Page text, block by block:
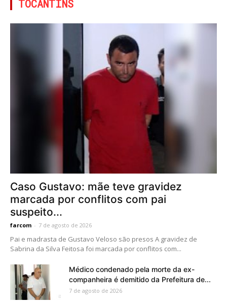
TOCANTINS
Caso Gustavo: mãe teve gravidez
marcada por conflitos com pai
suspeito...
farcom - 7 de agosto de 2026
Pai e madrasta de Gustavo Veloso são presos A gravidez de
Sabrina da Silva Feitosa foi marcada por conflitos com...
Médico condenado pela morte da ex-
companheira é demitido da Prefeitura de...
7 de agosto de 2026